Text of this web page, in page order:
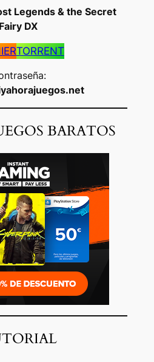
Legends & the Secret
Fairy DX
TORRENT
BARATOS